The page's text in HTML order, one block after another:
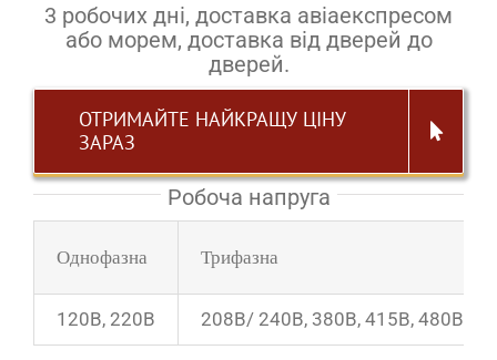
3 робочих дні, доставка авіаекспресом
або морем, доставка від дверей до
дверей.
ОТРИМАЙТЕ НАЙКРАЩУ ЦІНУ
ЗАРАЗ
Робоча напруга
Однофазна Трифазна
120В, 220В 208В/ 240В, 380В, 415В, 480В